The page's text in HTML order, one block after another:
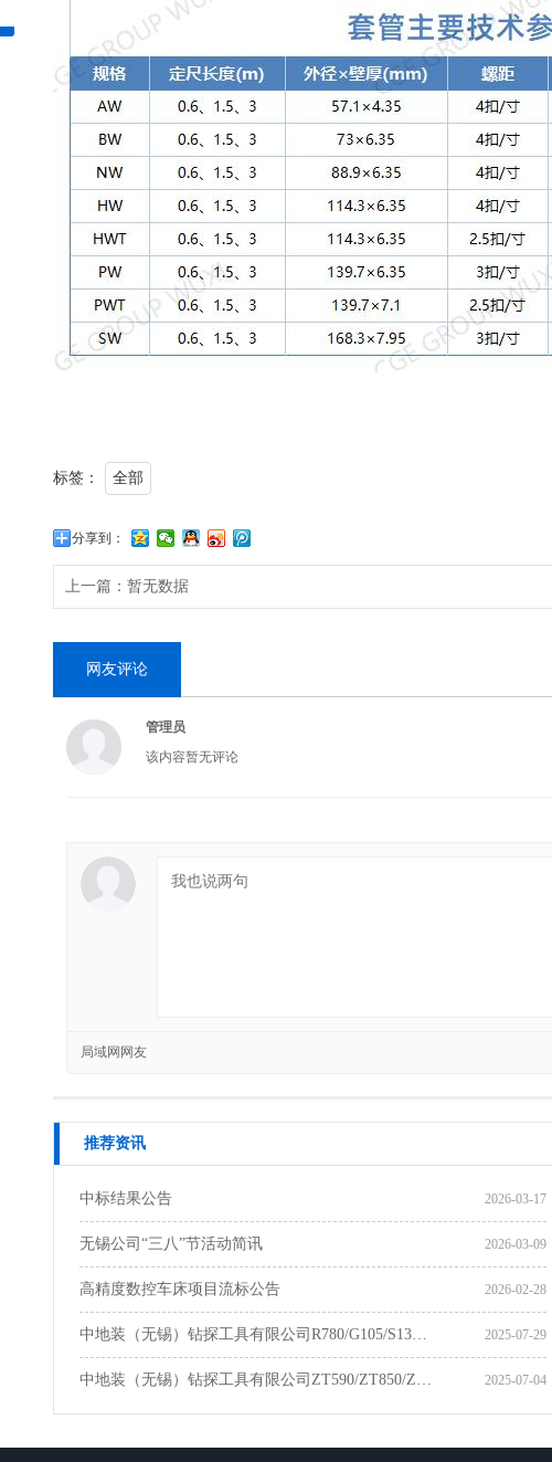
标签： 全部
分享到：
上一篇： 暂无数据
网友评论
管理员
该内容暂无评论
局域网网友
推荐资讯
2026-03-17
中标结果公告
2026-03-09
无锡公司“三八”节活动简讯
2026-02-28
高精度数控车床项目流标公告
2025-07-29
中地装（无锡）钻探工具有限公司R780/G105/S13…
2025-07-04
中地装（无锡）钻探工具有限公司ZT590/ZT850/Z…